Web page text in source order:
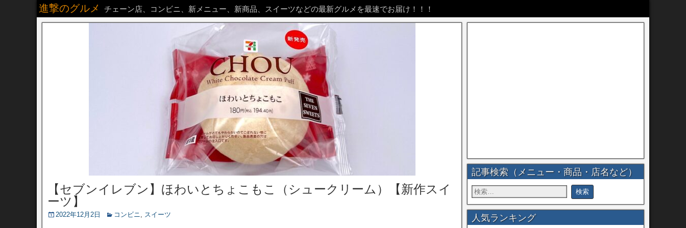
進撃のグルメ チェーン店、コンビニ、新メニュー、新商品、スイーツなどの最新グルメを最速でお届け！！！
【セブンイレブン】ほわいとちょこもこ（シュークリーム）【新作スイ
ーツ】
2022年12月2日 コンビニ, スイーツ
記事検索（メニュー・商品・店名など）
人気ランキング